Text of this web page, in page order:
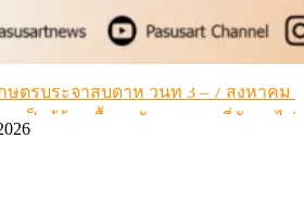
กลางโคเนื้อ” แก้ปัญหาราคาโคเนื้อตก
ษตรประจำสัปดาห์ วันที่ 3 – 7 สิงหาคม
องเป็นผู้ร้ายเบื้องหลังราคาหมูที่สังคมไม่